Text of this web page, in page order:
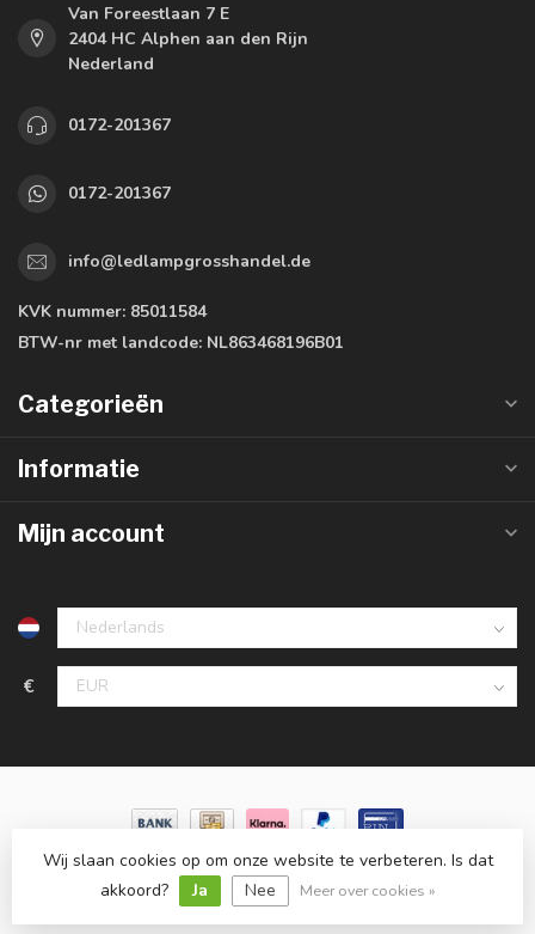
Van Foreestlaan 7 E
2404 HC Alphen aan den Rijn
Nederland
0172-201367
0172-201367
info@ledlampgrosshandel.de
KVK nummer: 85011584
BTW-nr met landcode: NL863468196B01
Categorieën
Informatie
Mijn account
€
© Copyright 2026 LedlampGrosshandel.de- Powered by
Lightspeed
Lightspeed designbyDyvelopment
Wij slaan cookies op om onze website te verbeteren. Is dat
akkoord?
Ja Nee Meer over cookies »